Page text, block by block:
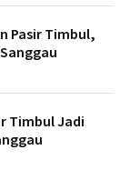
Pasir Timbul,
Timbul Jadi